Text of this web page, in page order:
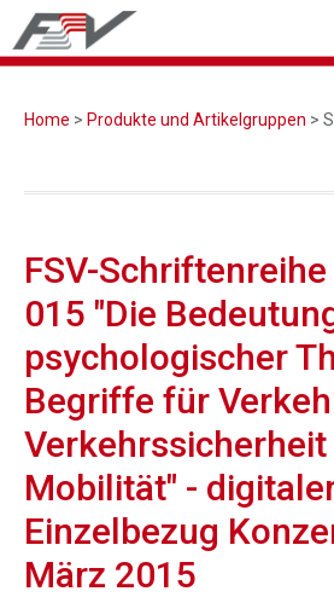
Home > Produkte und Artikelgruppen >
FSV-
015 "Die
psychologischer
Begriffe für
Verkehrssicherheit
Mobilität" -
Einzelbezug
März 2015